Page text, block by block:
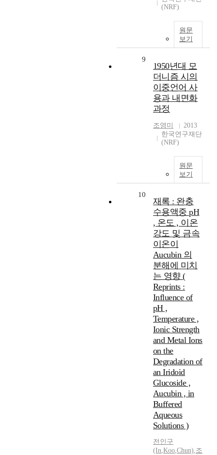
(NRF)
원문
보기
9
1950년대 모
더니즘 시의
이중언어 사
용과 내면화
과정
조영미
2013
한국연구재단
(NRF)
원문
보기
10
재록 : 완충
수용액중 pH
, 온도 , 이온
강도 및 금속
이온이
Aucubin 의
분해에 미치
는 영향 (
Reprints :
Influence of
pH ,
Temperature ,
Ionic Strength
and Metal Ions
on the
Degradation of
an Iridoid
Glucoside ,
Aucubin , in
Buffered
Aqueous
Solutions )
전인구
(In,Koo,Chun),조